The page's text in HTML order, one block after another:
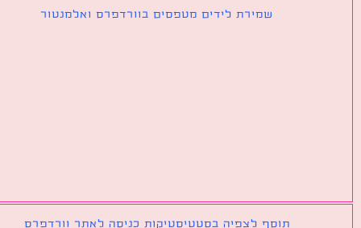
שמירת לידים מטפסים בוורדפרס ואלמנטור
תוסף לצפיה בסטטיסטיקות כניסה לאתר וורדפרס